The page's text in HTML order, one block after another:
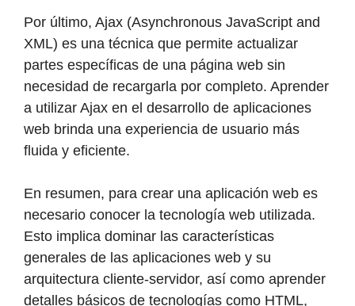
Por último, Ajax (Asynchronous JavaScript and
XML) es una técnica que permite actualizar
partes específicas de una página web sin
necesidad de recargarla por completo. Aprender
a utilizar Ajax en el desarrollo de aplicaciones
web brinda una experiencia de usuario más
fluida y eficiente.
En resumen, para crear una aplicación web es
necesario conocer la tecnología web utilizada.
Esto implica dominar las características
generales de las aplicaciones web y su
arquitectura cliente-servidor, así como aprender
detalles básicos de tecnologías como HTML,